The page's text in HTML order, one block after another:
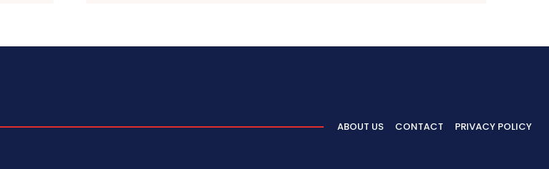
ABOUT US CONTACT PRIVACY POLICY